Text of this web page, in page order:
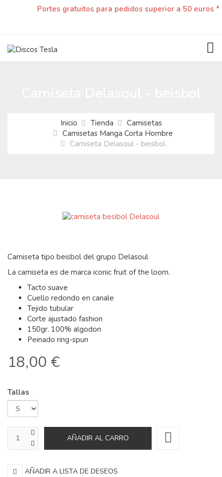
Portes gratuitos para pedidos superior a 50 euros *
Inicio Tienda
Camisetas
Camisetas Manga Corta Hombre
Camiseta Delasoul - beisbol
Camiseta tipo beisbol del grupo Delasoul
La camiseta es de marca iconic fruit of the loom.
Tacto suave
Cuello redondo en canale
Tejido tubular
Corte ajustado fashion
150gr. 100% algodon
Peinado ring-spun
18,00 €
Tallas
AÑADIR A LISTA DE DESEOS